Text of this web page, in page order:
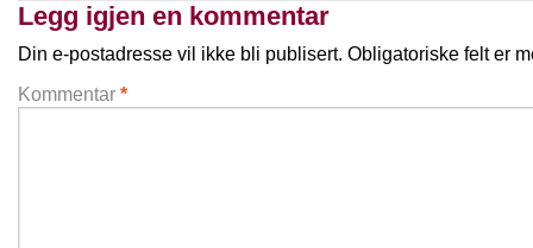
Legg igjen en kommentar
Din e-postadresse vil ikke bli publisert. Obligatoriske felt er
Kommentar *